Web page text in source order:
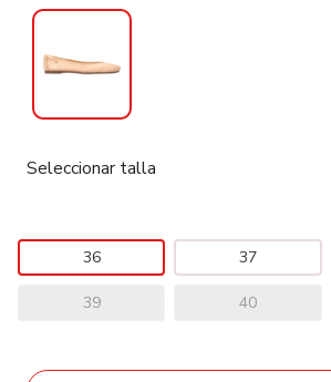
Seleccionar talla
36 37
39 40